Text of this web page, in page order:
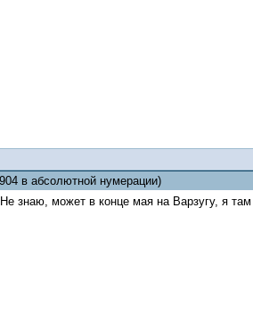
в абсолютной нумерации)
знаю, может в конце мая на Варзугу, я